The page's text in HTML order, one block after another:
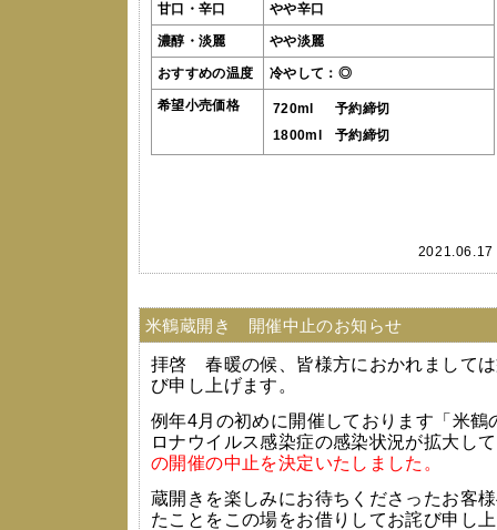
甘口・辛口 やや辛口
濃醇・淡麗 やや淡麗
おすすめの温度 冷やして：◎
希望小売価格 720ml
予約締切
1800ml
予約締切
2021.06.17
米鶴蔵開き 開催中止のお知らせ
拝啓 春暖の候、皆様方におかれまして
び申し上げます。
例年4月の初めに開催しております「米鶴
ロナウイルス感染症の感染状況が拡大し
の開催の中止を決定いたしました。
蔵開きを楽しみにお待ちくださったお客
たことをこの場をお借りしてお詫び申し